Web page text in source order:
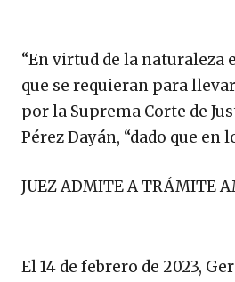
“En virtud de la
que se requieran para
por la Suprema Corte de
Pérez Dayán, “dado que
JUEZ ADMITE A TRÁMITE
El 14 de febrero de 2023,